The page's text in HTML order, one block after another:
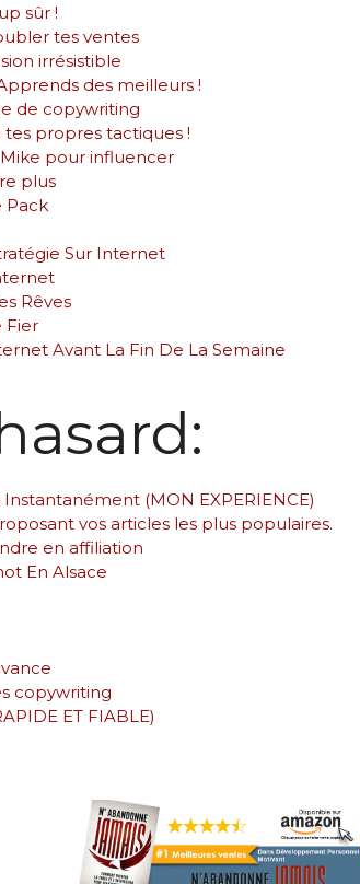
sûr !
tes ventes
irrésistible
des meilleurs !
de copywriting
propres tactiques !
pour influencer
plus
Pack
Sur Internet
Rêves
Fier
Avant La Fin De La Semaine
(MON EXPERIENCE)
vos articles les plus populaires.
en affiliation
En Alsace
copywriting
ET FIABLE)